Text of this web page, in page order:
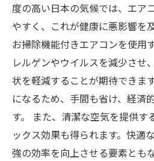
度の高い日本の気候では、エア
やすく、これが健康に悪影響を
お掃除機能付きエアコンを使用
レルゲンやウイルスを減少させ
状を軽減することが期待できま
になるため、手間も省け、経済
す。 また、清潔な空気を提供す
ックス効果も得られます。快適
強の効率を向上させる要素とも